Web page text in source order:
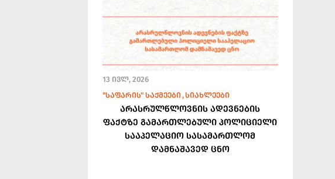
13 ᲘᲕᲚ, 2026
"ᲡᲐᲤᲐᲠᲘᲡ" ᲡᲐᲥᲛᲔᲔᲑᲘ ᲡᲘᲐᲮᲚᲔᲔᲑᲘ
არასრულწლოვნის ადევნების
ფაქტზე გამართლებული პოლიციელი
სააპელაციო სასამართლომ
დამნაშავედ ცნო